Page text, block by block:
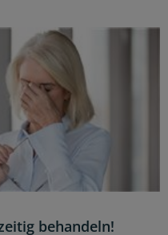
behandeln!